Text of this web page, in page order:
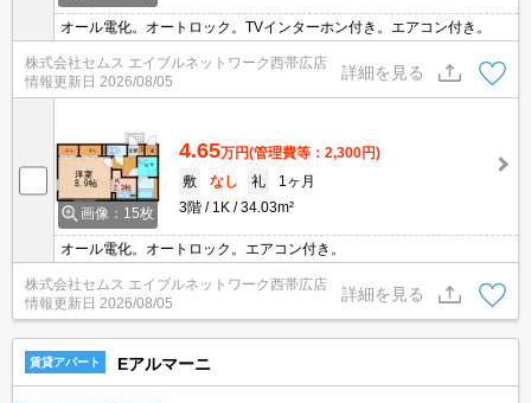
オール電化。オートロック。TVインターホン付き。エアコン付き。
株式会社セムス エイブルネットワーク西帯広店
情報更新日 2026/08/05
詳細を見る
画像：15枚
4.65万円(管理費等：2,300円)
敷
なし 礼
1ヶ月
3階
1K 34.03m²
オール電化。オートロック。エアコン付き。
株式会社セムス エイブルネットワーク西帯広店
情報更新日 2026/08/05
詳細を見る
賃貸アパート Eアルマーニ